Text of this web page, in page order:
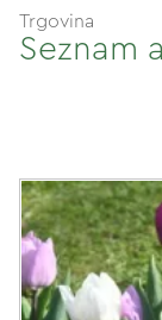
Trgovina
Seznam